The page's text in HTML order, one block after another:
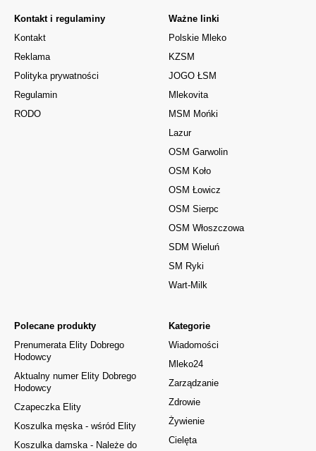
Kontakt i regulaminy
Kontakt
Reklama
Polityka prywatności
Regulamin
RODO
Kategorie
Wiadomości
Mleko24
Zarządzanie
Zdrowie
Żywienie
Cielęta
Polecane produkty
Prenumerata Elity Dobrego
Hodowcy
Aktualny numer Elity Dobrego
Hodowcy
Czapeczka Elity
Koszulka męska - wśród Elity
Koszulka damska - Należe do
Ważne linki
Polskie Mleko
KZSM
JOGO ŁSM
Mlekovita
MSM Mońki
Lazur
OSM Garwolin
OSM Koło
OSM Łowicz
OSM Sierpc
OSM Włoszczowa
SDM Wieluń
SM Ryki
Wart-Milk